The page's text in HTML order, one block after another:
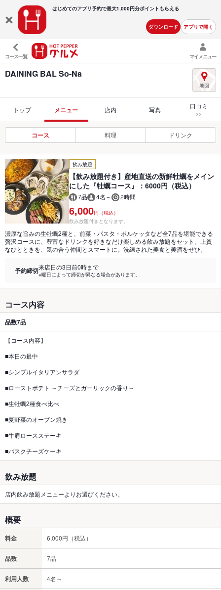
はじめてのアプリ予約で最大1,000円分ポイントもらえる
ダウンロード アプリで開く
コース一覧 マイメニュー
DAINING BAL So-Na
トップ メニュー 店内 写真 口コミ
32
コース 料理 ドリンク
飲み放題
【飲み放題付き】産地直送の新鮮牡蠣をメイン
にした『牡蠣コース』：6000円（税込）
7品 4名～ 2時間
6,000円（税込）
飲み放題付きとなります。
濃厚な旨みの生牡蠣2種と、前菜・パスタ・ポルケッタなど全7品を堪能できる
贅沢コースに、豊富なドリンクを好きなだけ楽しめる飲み放題をセット。上質
なひとときを、気の合う仲間とスマートに。洗練された美食と美酒をぜひ。
予約締切来店日の3日前0時まで
※曜日によって締切が異なる場合があります。
コース内容
品数7品
【コース内容】
■本日の最中
■シンプルイタリアンサラダ
■ローストポテト ～チーズとガーリックの香り～
■生牡蠣2種食べ比べ
■夏野菜のオーブン焼き
■牛肩ロースステーキ
■バスクチーズケーキ
飲み放題
店内飲み放題メニューよりお選びください。
概要
料金 6,000円（税込）
品数 7品
利用人数 4名～